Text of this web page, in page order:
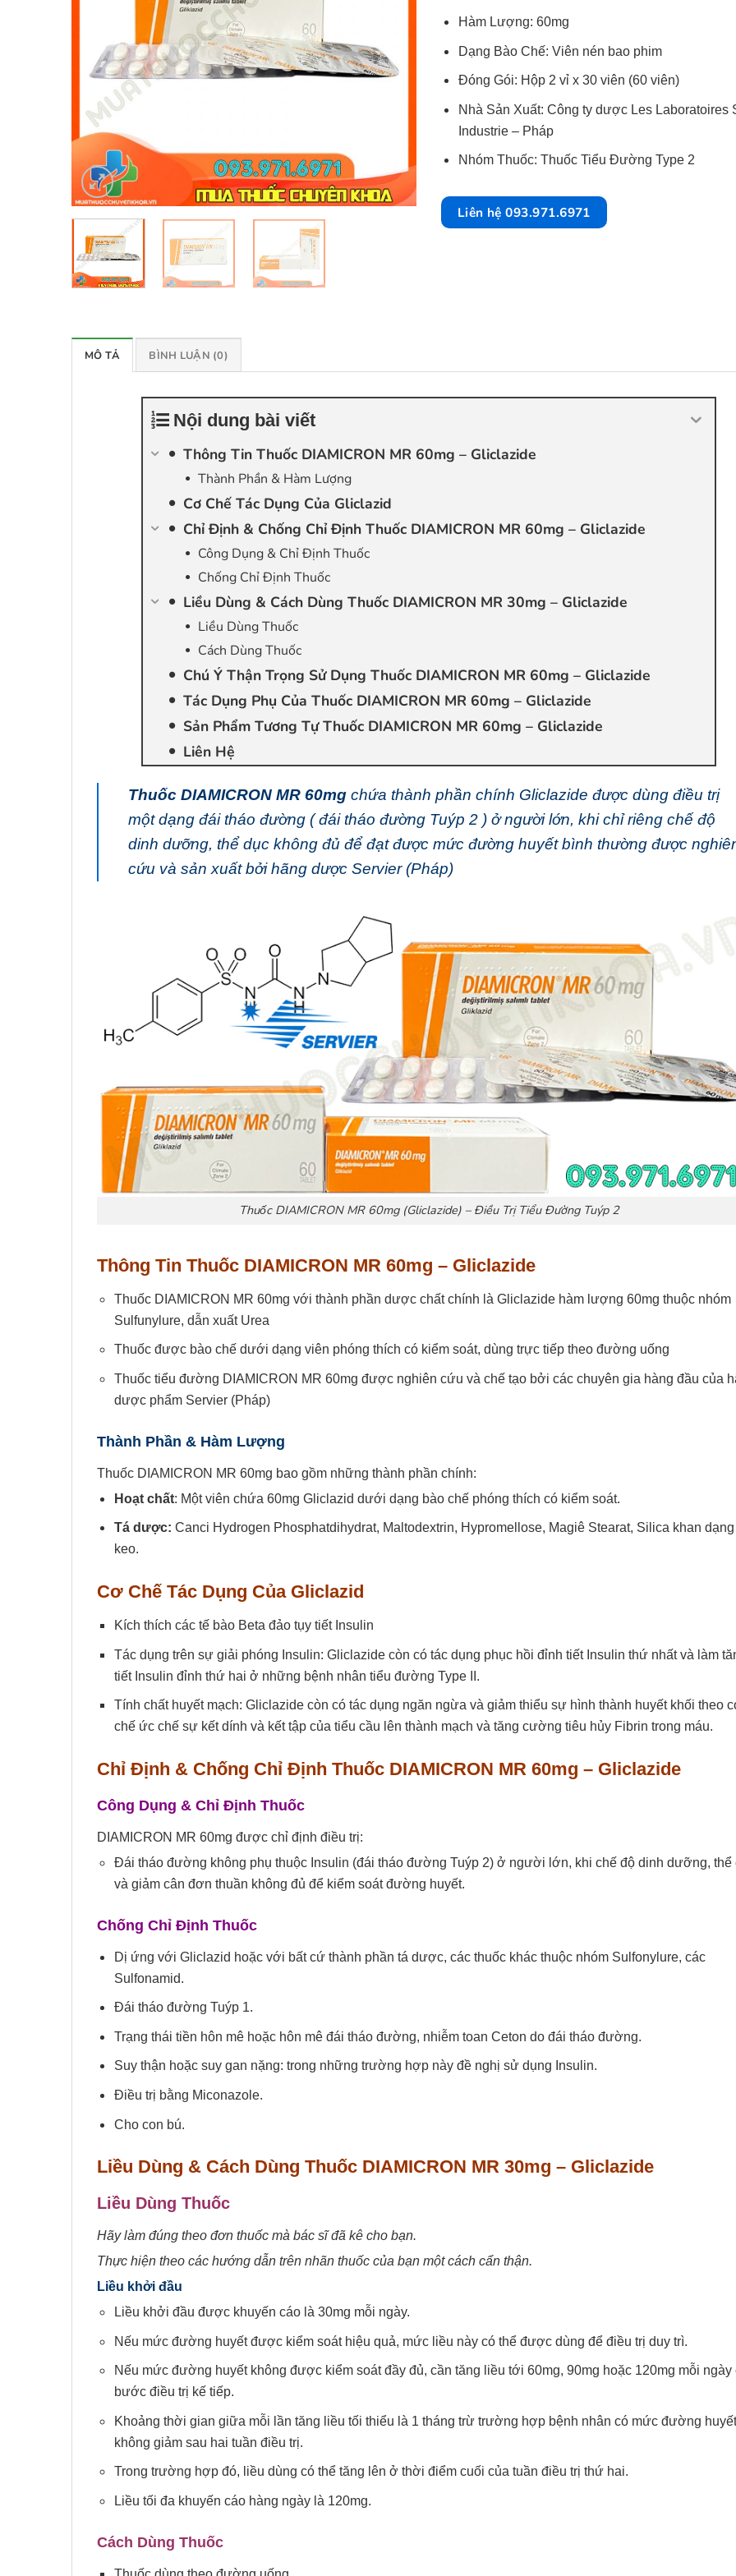
Hàm Lượng: 60mg
Dạng Bào Chế: Viên nén bao phim
Đóng Gói: Hộp 2 vỉ x 30 viên (60 viên)
Nhà Sản Xuất: Công ty dược Les Laboratoires
Industrie – Pháp
Nhóm Thuốc: Thuốc Tiểu Đường Type 2
Liên hệ 093.971.6971
MÔ TẢ BÌNH LUẬN (0)
Nội dung bài viết
Thông Tin Thuốc DIAMICRON MR 60mg – Gliclazide
Thành Phần & Hàm Lượng
Cơ Chế Tác Dụng Của Gliclazid
Chỉ Định & Chống Chỉ Định Thuốc DIAMICRON MR 60mg – Gliclazide
Công Dụng & Chỉ Định Thuốc
Chống Chỉ Định Thuốc
Liều Dùng & Cách Dùng Thuốc DIAMICRON MR 30mg – Gliclazide
Liều Dùng Thuốc
Cách Dùng Thuốc
Chú Ý Thận Trọng Sử Dụng Thuốc DIAMICRON MR 60mg – Gliclazide
Tác Dụng Phụ Của Thuốc DIAMICRON MR 60mg – Gliclazide
Sản Phẩm Tương Tự Thuốc DIAMICRON MR 60mg – Gliclazide
Liên Hệ
Thuốc DIAMICRON MR 60mg chứa thành phần chính Gliclazide được dùng điều trị
một dạng đái tháo đường ( đái tháo đường Tuýp 2 ) ở người lớn, khi chỉ riêng chế độ
dinh dưỡng, thể dục không đủ để đạt được mức đường huyết bình thường được
cứu và sản xuất bởi hãng dược Servier (Pháp)
Thuốc DIAMICRON MR 60mg (Gliclazide) – Điều Trị Tiểu Đường Tuýp 2
Thông Tin Thuốc DIAMICRON MR 60mg – Gliclazide
Thuốc DIAMICRON MR 60mg với thành phần dược chất chính là Gliclazide hàm lượng 60mg thuộc nhóm
Sulfunylure, dẫn xuất Urea
Thuốc được bào chế dưới dạng viên phóng thích có kiểm soát, dùng trực tiếp theo đường uống
Thuốc tiểu đường DIAMICRON MR 60mg được nghiên cứu và chế tạo bởi các chuyên gia hàng đầu của
dược phẩm Servier (Pháp)
Thành Phần & Hàm Lượng
Thuốc DIAMICRON MR 60mg bao gồm những thành phần chính:
Hoạt chất: Một viên chứa 60mg Gliclazid dưới dạng bào chế phóng thích có kiểm soát.
Tá dược: Canci Hydrogen Phosphatdihydrat, Maltodextrin, Hypromellose, Magiê Stearat, Silica khan dạng
keo.
Cơ Chế Tác Dụng Của Gliclazid
Kích thích các tế bào Beta đảo tụy tiết Insulin
Tác dụng trên sự giải phóng Insulin: Gliclazide còn có tác dụng phục hồi đỉnh tiết Insulin thứ nhất và làm
tiết Insulin đỉnh thứ hai ở những bệnh nhân tiểu đường Type II.
Tính chất huyết mạch: Gliclazide còn có tác dụng ngăn ngừa và giảm thiểu sự hình thành huyết khối theo
chế ức chế sự kết dính và kết tập của tiểu cầu lên thành mạch và tăng cường tiêu hủy Fibrin trong máu.
Chỉ Định & Chống Chỉ Định Thuốc DIAMICRON MR 60mg – Gliclazide
Công Dụng & Chỉ Định Thuốc
DIAMICRON MR 60mg được chỉ định điều trị:
Đái tháo đường không phụ thuộc Insulin (đái tháo đường Tuýp 2) ở người lớn, khi chế độ dinh dưỡng, thể
và giảm cân đơn thuần không đủ để kiểm soát đường huyết.
Chống Chỉ Định Thuốc
Dị ứng với Gliclazid hoặc với bất cứ thành phần tá dược, các thuốc khác thuộc nhóm Sulfonylure, các
Sulfonamid.
Đái tháo đường Tuýp 1.
Trạng thái tiền hôn mê hoặc hôn mê đái tháo đường, nhiễm toan Ceton do đái tháo đường.
Suy thận hoặc suy gan nặng: trong những trường hợp này đề nghị sử dụng Insulin.
Điều trị bằng Miconazole.
Cho con bú.
Liều Dùng & Cách Dùng Thuốc DIAMICRON MR 30mg – Gliclazide
Liều Dùng Thuốc
Hãy làm đúng theo đơn thuốc mà bác sĩ đã kê cho bạn.
Thực hiện theo các hướng dẫn trên nhãn thuốc của bạn một cách cẩn thận.
Liều khởi đầu
Liều khởi đầu được khuyến cáo là 30mg mỗi ngày.
Nếu mức đường huyết được kiểm soát hiệu quả, mức liều này có thể được dùng để điều trị duy trì.
Nếu mức đường huyết không được kiểm soát đầy đủ, cần tăng liều tới 60mg, 90mg hoặc 120mg mỗi ngày
bước điều trị kế tiếp.
Khoảng thời gian giữa mỗi lần tăng liều tối thiểu là 1 tháng trừ trường hợp bệnh nhân có mức đường huyết
không giảm sau hai tuần điều trị.
Trong trường hợp đó, liều dùng có thể tăng lên ở thời điểm cuối của tuần điều trị thứ hai.
Liều tối đa khuyến cáo hàng ngày là 120mg.
Cách Dùng Thuốc